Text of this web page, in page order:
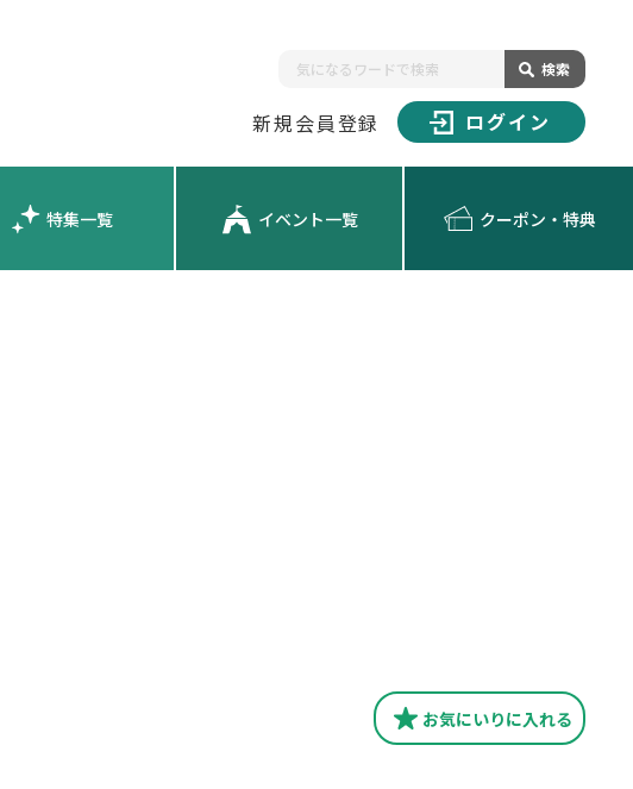
検索
新規会員登録 ログイン
特集一覧 イベント一覧 クーポン・特典
お気にいりに入れる